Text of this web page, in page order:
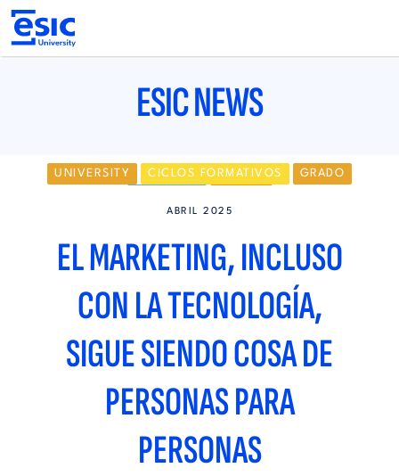
Pasar
contenido
ESIC NEWS
UNIVERSITY CICLOS FORMATIVOS
GRADO
ABRIL 2025
EL MARKETING, INCLUSO
CON LA TECNOLOGÍA,
SIGUE SIENDO COSA DE
PERSONAS PARA
PERSONAS